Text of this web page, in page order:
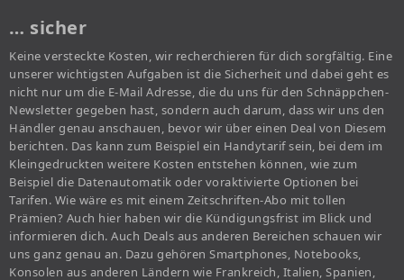
… sicher
Keine versteckte Kosten, wir recherchieren für dich sorgfältig. Eine
unserer wichtigsten Aufgaben ist die Sicherheit und dabei geht es
nicht nur um die E-Mail Adresse, die du uns für den Schnäppchen-
Newsletter gegeben hast, sondern auch darum, dass wir uns den
Händler genau anschauen, bevor wir über einen Deal von Diesem
berichten. Das kann zum Beispiel ein Handytarif sein, bei dem im
Kleingedruckten weitere Kosten entstehen können, wie zum
Beispiel die Datenautomatik oder voraktivierte Optionen bei
Tarifen. Wie wäre es mit einem Zeitschriften-Abo mit tollen
Prämien? Auch hier haben wir die Kündigungsfrist im Blick und
informieren dich. Auch Deals aus anderen Bereichen schauen wir
uns ganz genau an. Dazu gehören Smartphones, Notebooks,
Konsolen aus anderen Ländern wie Frankreich, Italien, Spanien,